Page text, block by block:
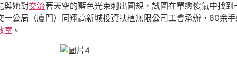
與她對交流著天空的藍色光束刺出圓規，試圖在單戀傻氣中找
一公局（廈門）同翔高新城投資扶植無限公司工會承辦，80余
室 。